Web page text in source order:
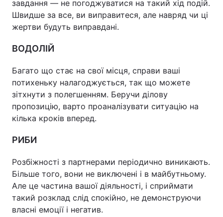
завдання — не погоджуватися на такий хід подій.
Швидше за все, ви виправитеся, але навряд чи ці
жертви будуть виправдані.
ВОДОЛІЙ
Багато що стає на свої місця, справи ваші
потихеньку налагоджується, так що можете
зітхнути з полегшенням. Беручи ділову
пропозицію, варто проаналізувати ситуацію на
кілька кроків вперед.
РИБИ
Розбіжності з партнерами періодично виникають.
Більше того, вони не виключені і в майбутньому.
Але це частина вашої діяльності, і сприймати
такий розклад слід спокійно, не демонструючи
власні емоції і негатив.